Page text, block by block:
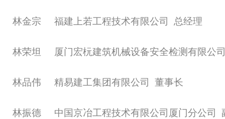
林金宗 福建上若工程技术有限公司 总经理
林荣坦 厦门宏杬建筑机械设备安全检测有限公
林品伟 精易建工集团有限公司 董事长
林振德 中国京冶工程技术有限公司厦门分公司